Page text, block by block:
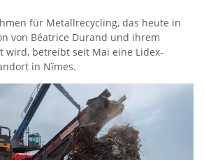
für Metallrecycling, das heute in
von Béatrice Durand und ihrem
wird, betreibt seit Mai eine Lidex-
in Nîmes.